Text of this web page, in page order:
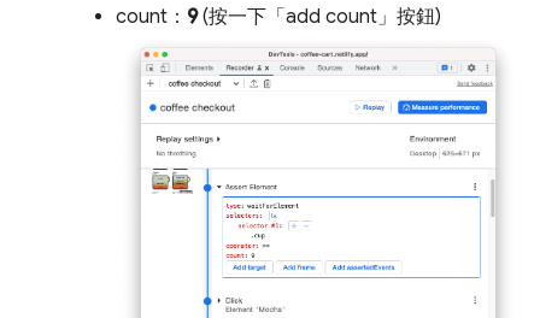
count： 9(按一下「add count」 按鈕)